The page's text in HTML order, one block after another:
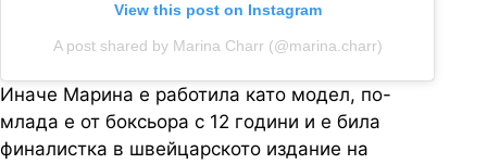
View this post on Instagram
A post shared by Marina Charr (@marina.charr)
Иначе Марина е работила като модел, по-
млада е от боксьора с 12 години и е била
финалистка в швейцарското издание на